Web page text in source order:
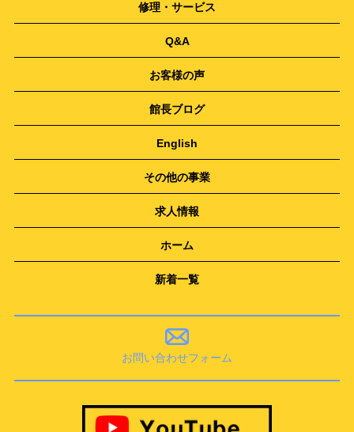
修理・サービス
Q&A
お客様の声
館長ブログ
English
その他の事業
求人情報
ホーム
新着一覧
お問い合わせフォーム